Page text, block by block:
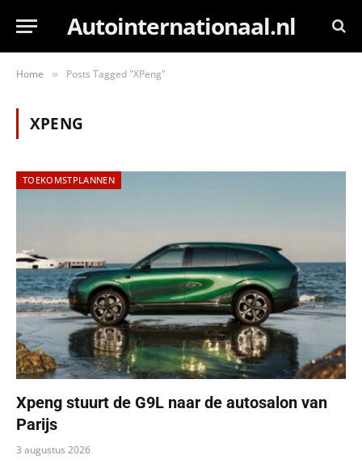
Autointernationaal.nl
Home » Posts Tagged "XPeng"
XPENG
TOEKOMSTPLANNEN
Xpeng stuurt de G9L naar de autosalon van
Parijs
3 augustus 2026